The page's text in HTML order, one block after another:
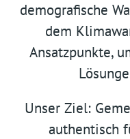
demografische
dem
Ansatzpunkte,
Unser Ziel:
authentisch